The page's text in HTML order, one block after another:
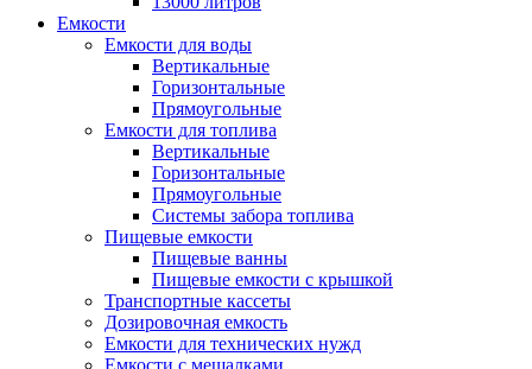
Емкости
Емкости для воды
Вертикальные
Горизонтальные
Прямоугольные
Емкости для топлива
Вертикальные
Горизонтальные
Прямоугольные
Системы забора топлива
Пищевые емкости
Пищевые ванны
Пищевые емкости с крышкой
Транспортные кассеты
Дозировочная емкость
Емкости для технических нужд